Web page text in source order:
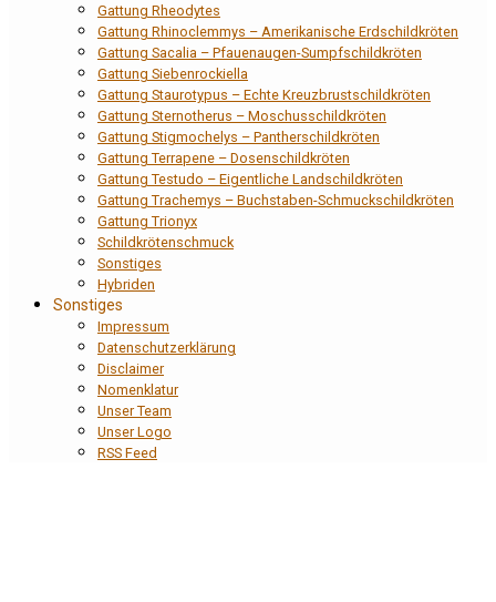
Gattung Rheodytes
Gattung Rhinoclemmys – Amerikanische Erdschildkröten
Gattung Sacalia – Pfauenaugen-Sumpfschildkröten
Gattung Siebenrockiella
Gattung Staurotypus – Echte Kreuzbrustschildkröten
Gattung Sternotherus – Moschusschildkröten
Gattung Stigmochelys – Pantherschildkröten
Gattung Terrapene – Dosenschildkröten
Gattung Testudo – Eigentliche Landschildkröten
Gattung Trachemys – Buchstaben-Schmuckschildkröten
Gattung Trionyx
Schildkrötenschmuck
Sonstiges
Hybriden
Sonstiges
Impressum
Datenschutzerklärung
Disclaimer
Nomenklatur
Unser Team
Unser Logo
RSS Feed